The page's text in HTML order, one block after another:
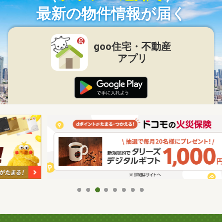
最新の物件情報が届く
goo住宅・不動産
アプリ